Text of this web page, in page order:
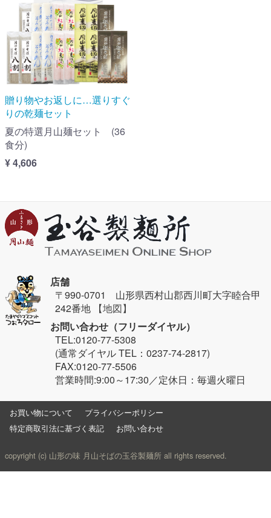
贈り物やお返しに…選りすぐ
りの乾麺セット
夏の特選月山麺セット (36
食分)
¥ 4,606
店舗
〒990-0701 山形県西村山郡西川町大字睦合甲
242番地
【地図】
お問い合わせ（フリーダイヤル）
TEL:0120-77-5308
(通常ダイヤル TEL：0237-74-2817)
FAX:0120-77-5506
営業時間:9:00～17:30／定休日：毎週火曜日
お買い物について
プライバシーポリシー
特定商取引法に基づく表記
お問い合わせ
copyright (c) 山形の味 月山そばの玉谷製麺所 all rights reserved.